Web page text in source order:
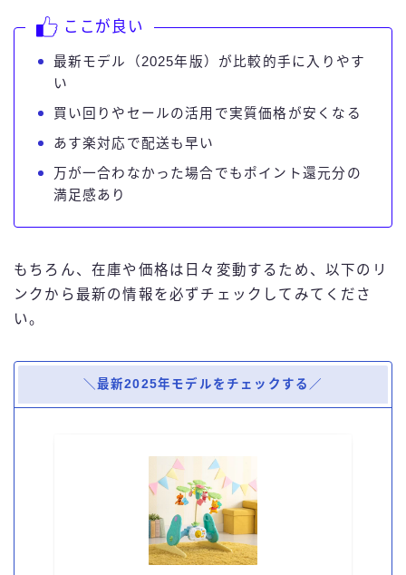
ここが良い
最新モデル（2025年版）が比較的手に入りやす
い
買い回りやセールの活用で実質価格が安くなる
あす楽対応で配送も早い
万が一合わなかった場合でもポイント還元分の
満足感あり
もちろん、在庫や価格は日々変動するため、以下のリ
ンクから最新の情報を必ずチェックしてみてくださ
い。
＼最新2025年モデルをチェックする／